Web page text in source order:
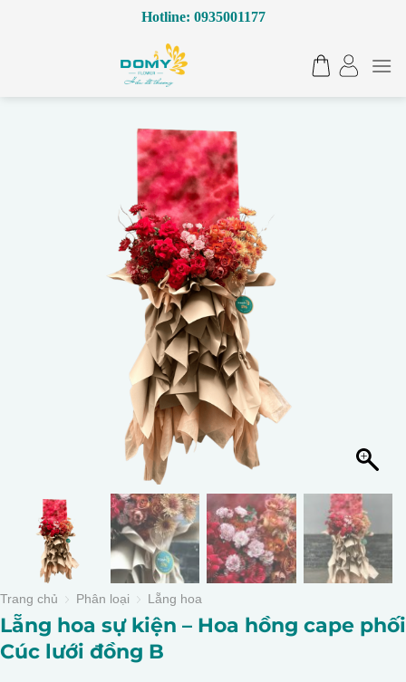
Hotline: 0935001177
Trang chủ Phân loại Lẵng hoa
Lẵng hoa sự kiện – Hoa hồng cape phối
Cúc lưới đồng B